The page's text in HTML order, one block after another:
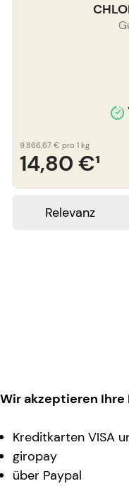
14,80 €¹
9.866,67 € pro 1 kg
Wir akzeptieren Ihre
Kreditkarten VISA
giropay
über Paypal